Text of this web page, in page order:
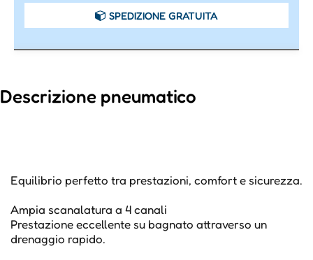
SPEDIZIONE GRATUITA
Descrizione pneumatico
Equilibrio perfetto tra prestazioni, comfort e sicurezza.
Ampia scanalatura a 4 canali
Prestazione eccellente su bagnato attraverso un
drenaggio rapido.